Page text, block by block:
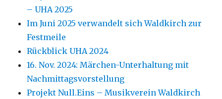
– UHA 2025
Im Juni 2025 verwandelt sich Waldkirch zur
Festmeile
Rückblick UHA 2024
16. Nov. 2024: Märchen-Unterhaltung mit
Nachmittagsvorstellung
Projekt Null.Eins – Musikverein Waldkirch